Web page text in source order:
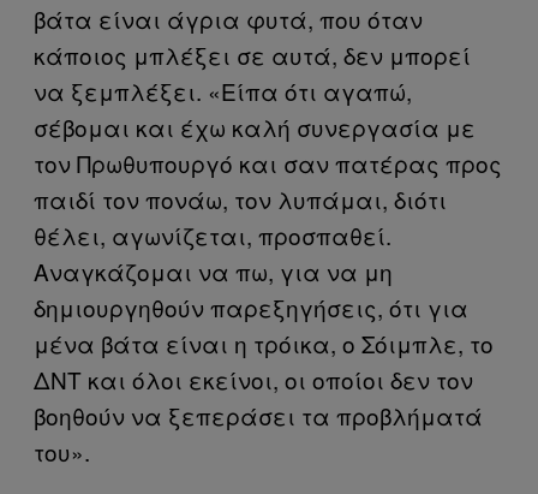
βάτα είναι άγρια φυτά, που όταν
κάποιος μπλέξει σε αυτά, δεν μπορεί
να ξεμπλέξει. «Είπα ότι αγαπώ,
σέβομαι και έχω καλή συνεργασία με
τον Πρωθυπουργό και σαν πατέρας προς
παιδί τον πονάω, τον λυπάμαι, διότι
θέλει, αγωνίζεται, προσπαθεί.
Αναγκάζομαι να πω, για να μη
δημιουργηθούν παρεξηγήσεις, ότι για
μένα βάτα είναι η τρόικα, ο Σόιμπλε, το
ΔΝΤ και όλοι εκείνοι, οι οποίοι δεν τον
βοηθούν να ξεπεράσει τα προβλήματά
του».